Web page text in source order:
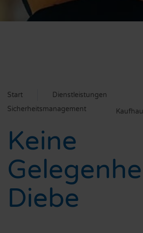
Start
Dienstleistungen
Sicherheitsmanagement
Keine
Diebe